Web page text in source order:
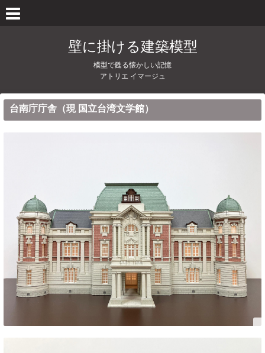
壁に掛ける建築模型
模型で甦る懐かしい記憶
アトリエ イマージュ
台南庁庁舎（現 国立台湾文学館）